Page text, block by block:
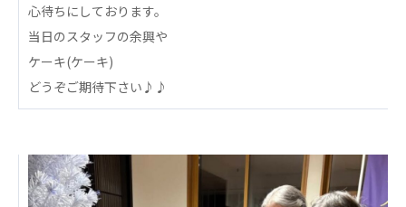
医療法人社団 デンタルケアコミュニティ
フォレストデンタルクリニック
医療法人 共生会
松園病院介護医療院
複合ケアセンターまつぞの
医療法人社団 鴻愛会
心待ちにしております。
当日のスタッフの余興や
ケーキ(ケーキ)
どうぞご期待下さい♪♪